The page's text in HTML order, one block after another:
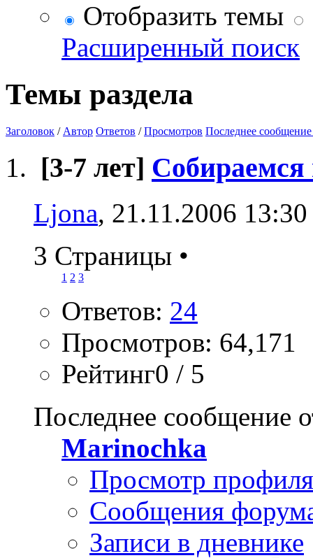
Отобразить темы
Расширенный поиск
Темы раздела
Заголовок / Автор Ответов /Просмотров Последнее сообщение
[3-7 лет]
Ljona, 21.11.2006 13:30
3 Страницы •
1 2 3
Ответов: 24
Просмотров: 64,171
Рейтинг0 / 5
Последнее сообщение
Marinochka
Просмотр профиля
Сообщения
Записи в дневнике